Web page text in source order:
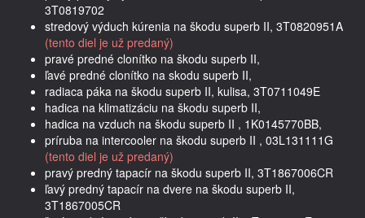
3T0819702
stredový výduch kúrenia na škodu superb II, 3T0820951A
(tento diel je už predaný)
pravé predné clonítko na škodu superb II,
ľavé predné clonítko na skodu superb II,
radiaca páka na škodu superb II, kulisa, 3T0711049E
hadica na klimatizáciu na škodu superb II,
hadica na vzduch na škodu superb II , 1K0145770BB,
príruba na intercooler na škodu superb II , 03L131111G
(tento diel je už predaný)
pravý predný tapacír na škodu superb II, 3T1867006CR
ľavý predný tapacír na dvere na škodu superb II,
3T1867005CR